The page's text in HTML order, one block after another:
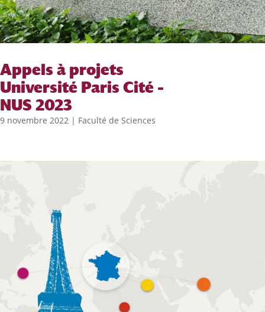
Appels à projets
Université Paris Cité –
NUS 2023
9 novembre 2022 | Faculté de Sciences